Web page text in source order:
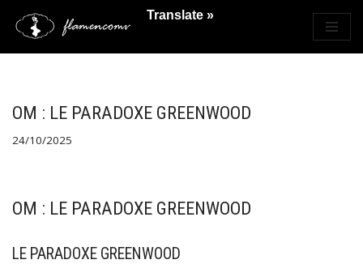
Saltar
OM : LE PARADOXE GREENWOOD
24/10/2025
OM : LE PARADOXE GREENWOOD
LE PARADOXE GREENWOOD
Translate »